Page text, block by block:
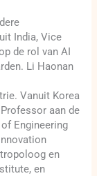
India, Vice
de rol van AI
Li Haonan
Vanuit Korea
aan de
Engineering
en
en